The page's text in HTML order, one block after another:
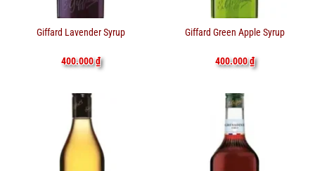
Giffard Lavender Syrup
400.000₫
Giffard Green Apple Syrup
400.000₫